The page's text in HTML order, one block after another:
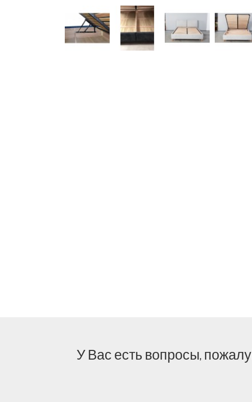
У Вас есть вопросы,